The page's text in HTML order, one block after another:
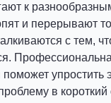
к
и перерывают
с тем,
упростить
в короткий